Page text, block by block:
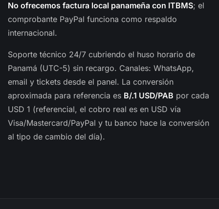
No ofrecemos factura local panameña con ITBMS; el
comprobante PayPal funciona como respaldo
internacional.
Soporte técnico 24/7 cubriendo el huso horario de
Panamá (UTC-5) sin recargo. Canales: WhatsApp,
email y tickets desde el panel. La conversión
aproximada para referencia es B/.1 USD/PAB por cada
USD 1 (referencial, el cobro real es en USD vía
Visa/Mastercard/PayPal y tu banco hace la conversión
al tipo de cambio del día).